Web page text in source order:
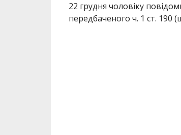
22 грудня чоловіку
передбаченого ч. 1 ст. 190